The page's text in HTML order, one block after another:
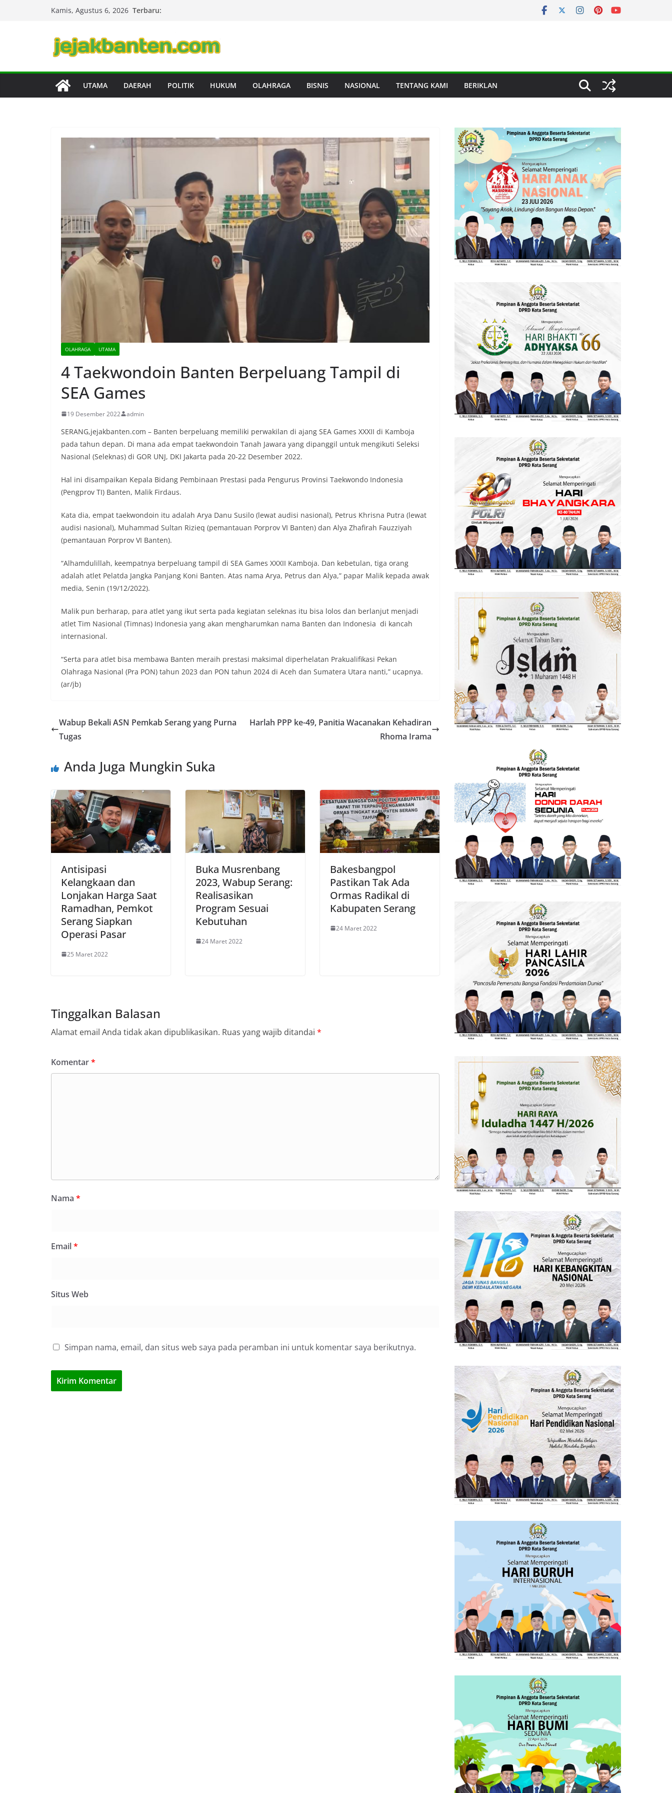
Kamis, Agustus 6, 2026 Terbaru:
UTAMA DAERAH POLITIK HUKUM OLAHRAGA BISNIS NASIONAL TENTANG KAMI BERIKLAN
OLAHRAGA UTAMA
4 Taekwondoin Banten Berpeluang Tampil di
SEA Games
19 Desember 2022 admin
SERANG,jejakbanten.com – Banten berpeluang memiliki perwakilan di ajang SEA Games XXXII di Kamboja
pada tahun depan. Di mana ada empat taekwondoin Tanah Jawara yang dipanggil untuk mengikuti Seleksi
Nasional (Seleknas) di GOR UNJ, DKI Jakarta pada 20-22 Desember 2022.
Hal ini disampaikan Kepala Bidang Pembinaan Prestasi pada Pengurus Provinsi Taekwondo Indonesia
(Pengprov TI) Banten, Malik Firdaus.
Kata dia, empat taekwondoin itu adalah Arya Danu Susilo (lewat audisi nasional), Petrus Khrisna Putra (lewat
audisi nasional), Muhammad Sultan Rizieq (pemantauan Porprov VI Banten) dan Alya Zhafirah Fauzziyah
(pemantauan Porprov VI Banten).
“Alhamdulillah, keempatnya berpeluang tampil di SEA Games XXXII Kamboja. Dan kebetulan, tiga orang
adalah atlet Pelatda Jangka Panjang Koni Banten. Atas nama Arya, Petrus dan Alya,” papar Malik kepada awak
media, Senin (19/12/2022).
Malik pun berharap, para atlet yang ikut serta pada kegiatan seleknas itu bisa lolos dan berlanjut menjadi
atlet Tim Nasional (Timnas) Indonesia yang akan mengharumkan nama Banten dan Indonesia di kancah
internasional.
“Serta para atlet bisa membawa Banten meraih prestasi maksimal diperhelatan Prakualifikasi Pekan
Olahraga Nasional (Pra PON) tahun 2023 dan PON tahun 2024 di Aceh dan Sumatera Utara nanti,” ucapnya.
(ar/jb)
Wabup Bekali ASN Pemkab Serang yang Purna
Tugas
Harlah PPP ke-49, Panitia Wacanakan Kehadiran
Rhoma Irama
Anda Juga Mungkin Suka
Antisipasi
Kelangkaan dan
Lonjakan Harga Saat
Ramadhan, Pemkot
Serang Siapkan
Operasi Pasar
25 Maret 2022
Buka Musrenbang
2023, Wabup Serang:
Realisasikan
Program Sesuai
Kebutuhan
24 Maret 2022
Bakesbangpol
Pastikan Tak Ada
Ormas Radikal di
Kabupaten Serang
24 Maret 2022
Tinggalkan Balasan
Alamat email Anda tidak akan dipublikasikan. Ruas yang wajib ditandai *
Komentar*
Nama *
Email*
Situs Web
Simpan nama, email, dan situs web saya pada peramban ini untuk komentar saya berikutnya.